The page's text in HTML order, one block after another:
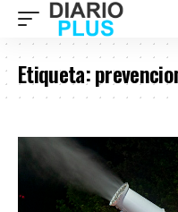
Etiqueta: